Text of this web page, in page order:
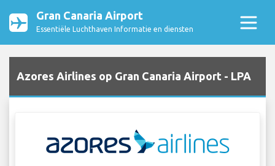
Gran Canaria Airport
Essentiële Luchthaven Informatie en diensten
Azores Airlines op Gran Canaria Airport - LPA